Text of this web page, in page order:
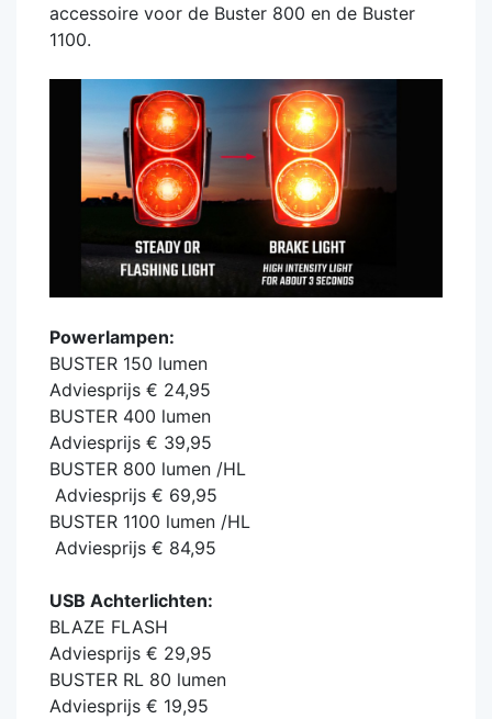
accessoire voor de Buster 800 en de Buster
1100.
Powerlampen:
BUSTER 150 lumen
Adviesprijs € 24,95
BUSTER 400 lumen
Adviesprijs € 39,95
BUSTER 800 lumen /HL
Adviesprijs € 69,95
BUSTER 1100 lumen /HL
Adviesprijs € 84,95
USB Achterlichten:
BLAZE FLASH
Adviesprijs € 29,95
BUSTER RL 80 lumen
Adviesprijs € 19,95